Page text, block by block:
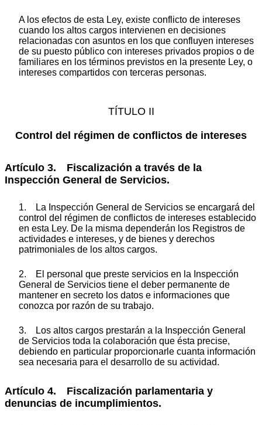
A los efectos de esta Ley, existe conflicto de intereses
cuando los altos cargos intervienen en decisiones
relacionadas con asuntos en los que confluyen intereses
de su puesto público con intereses privados propios o de
familiares en los términos previstos en la presente Ley, o
intereses compartidos con terceras personas.
TÍTULO II
Control del régimen de conflictos de intereses
Artículo 3. Fiscalización a través de la
Inspección General de Servicios.
1. La Inspección General de Servicios se encargará del
control del régimen de conflictos de intereses establecido
en esta Ley. De la misma dependerán los Registros de
actividades e intereses, y de bienes y derechos
patrimoniales de los altos cargos.
2. El personal que preste servicios en la Inspección
General de Servicios tiene el deber permanente de
mantener en secreto los datos e informaciones que
conozca por razón de su trabajo.
3. Los altos cargos prestarán a la Inspección General
de Servicios toda la colaboración que ésta precise,
debiendo en particular proporcionarle cuanta información
sea necesaria para el desarrollo de su actividad.
Artículo 4. Fiscalización parlamentaria y
denuncias de incumplimientos.